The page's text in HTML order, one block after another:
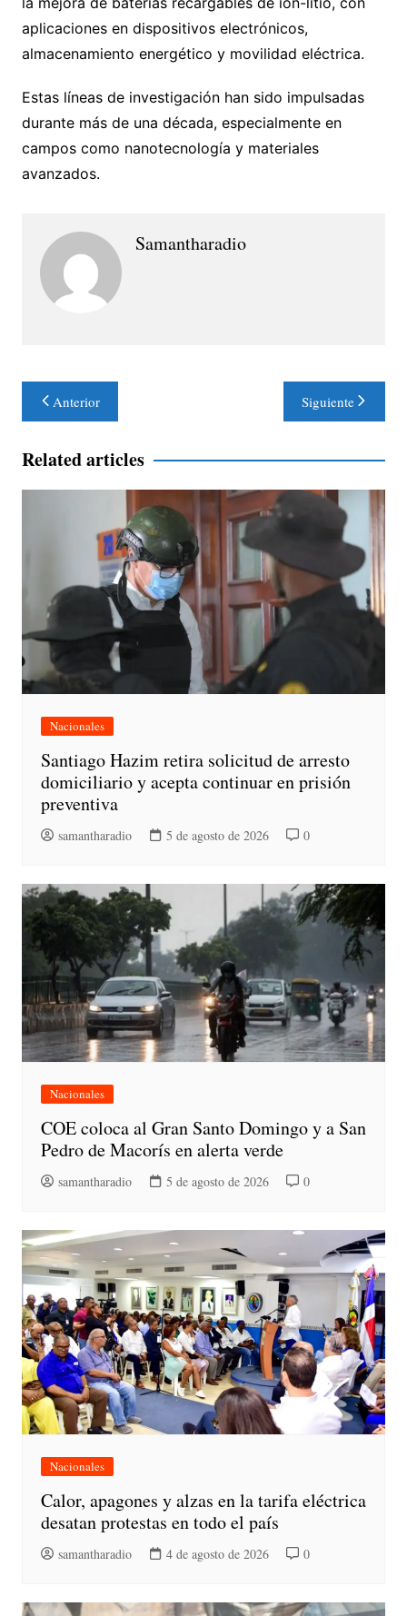
aplicaciones en dispositivos electrónicos,
almacenamiento energético y movilidad eléctrica.
Estas líneas de investigación han sido impulsadas
durante más de una década, especialmente en
campos como nanotecnología y materiales
avanzados.
Samantharadio
Navegación
de
entradas
Anterior Siguiente
Related articles
Nacionales
Santiago Hazim retira solicitud de arresto
domiciliario y acepta continuar en prisión
preventiva
samantharadio 5 de agosto de 2026 0
Nacionales
COE coloca al Gran Santo Domingo y a San
Pedro de Macorís en alerta verde
samantharadio 5 de agosto de 2026 0
Nacionales
Calor, apagones y alzas en la tarifa eléctrica
desatan protestas en todo el país
samantharadio 4 de agosto de 2026 0